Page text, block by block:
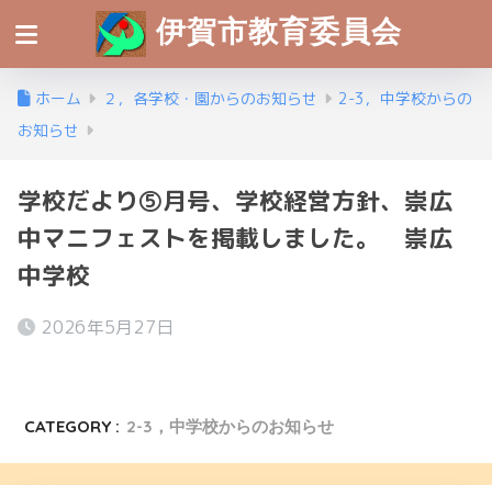
伊賀市教育委員会
ホーム ２，各学校・園からのお知らせ
2-3，中学校からの
お知らせ
学校だより⑤月号、学校経営方針、崇広
中マニフェストを掲載しました。 崇広
中学校
2026年5月27日
CATEGORY : 2-3，中学校からのお知らせ